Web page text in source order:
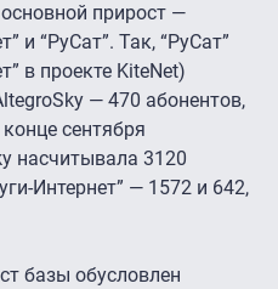
прирост —
и “РуСат”. Так, “РуСат”
в проекте KiteNet)
— 470 абонентов,
сентября
насчитывала 3120
Интернет” — 1572 и 642,
базы обусловлен